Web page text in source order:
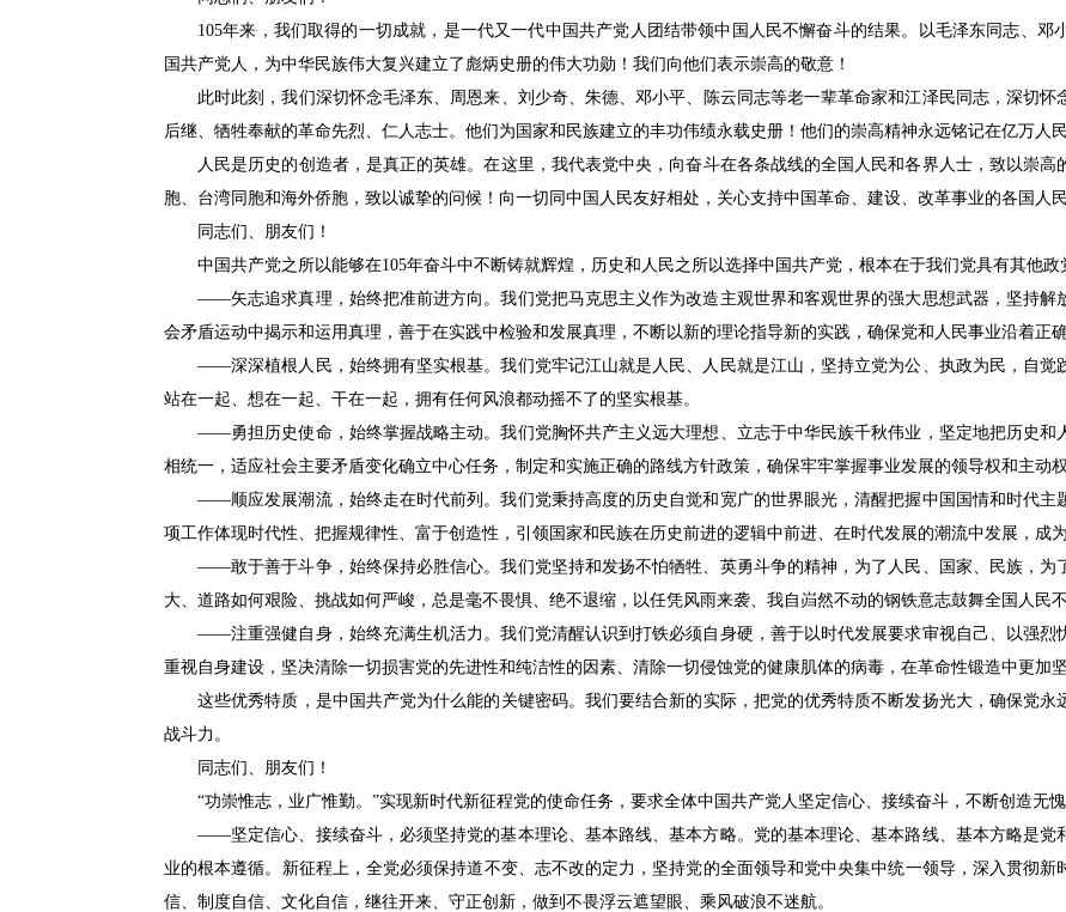
105年来，我们取得的一切成就，是一代又一代中国共产党人团结带领中国人民不懈奋斗的结果。以毛泽东同志、邓
国共产党人，为中华民族伟大复兴建立了彪炳史册的伟大功勋！我们向他们表示崇高的敬意！
此时此刻，我们深切怀念毛泽东、周恩来、刘少奇、朱德、邓小平、陈云同志等老一辈革命家和江泽民同志，深切怀
后继、牺牲奉献的革命先烈、仁人志士。他们为国家和民族建立的丰功伟绩永载史册！他们的崇高精神永远铭记在亿万人民
人民是历史的创造者，是真正的英雄。在这里，我代表党中央，向奋斗在各条战线的全国人民和各界人士，致以崇高
胞、台湾同胞和海外侨胞，致以诚挚的问候！向一切同中国人民友好相处，关心支持中国革命、建设、改革事业的各国人
同志们、朋友们！
中国共产党之所以能够在105年奋斗中不断铸就辉煌，历史和人民之所以选择中国共产党，根本在于我们党具有其他政
——矢志追求真理，始终把准前进方向。我们党把马克思主义作为改造主观世界和客观世界的强大思想武器，坚持解
会矛盾运动中揭示和运用真理，善于在实践中检验和发展真理，不断以新的理论指导新的实践，确保党和人民事业沿着正确
——深深植根人民，始终拥有坚实根基。我们党牢记江山就是人民、人民就是江山，坚持立党为公、执政为民，自觉
站在一起、想在一起、干在一起，拥有任何风浪都动摇不了的坚实根基。
——勇担历史使命，始终掌握战略主动。我们党胸怀共产主义远大理想、立志于中华民族千秋伟业，坚定地把历史和
相统一，适应社会主要矛盾变化确立中心任务，制定和实施正确的路线方针政策，确保牢牢掌握事业发展的领导权和主动权
——顺应发展潮流，始终走在时代前列。我们党秉持高度的历史自觉和宽广的世界眼光，清醒把握中国国情和时代主
项工作体现时代性、把握规律性、富于创造性，引领国家和民族在历史前进的逻辑中前进、在时代发展的潮流中发展，成
——敢于善于斗争，始终保持必胜信心。我们党坚持和发扬不怕牺牲、英勇斗争的精神，为了人民、国家、民族，为
大、道路如何艰险、挑战如何严峻，总是毫不畏惧、绝不退缩，以任凭风雨来袭、我自岿然不动的钢铁意志鼓舞全国人民
——注重强健自身，始终充满生机活力。我们党清醒认识到打铁必须自身硬，善于以时代发展要求审视自己、以强烈
重视自身建设，坚决清除一切损害党的先进性和纯洁性的因素、清除一切侵蚀党的健康肌体的病毒，在革命性锻造中更加坚
这些优秀特质，是中国共产党为什么能的关键密码。我们要结合新的实际，把党的优秀特质不断发扬光大，确保党永
战斗力。
同志们、朋友们！
“功崇惟志，业广惟勤。”实现新时代新征程党的使命任务，要求全体中国共产党人坚定信心、接续奋斗，不断创造无愧
——坚定信心、接续奋斗，必须坚持党的基本理论、基本路线、基本方略。党的基本理论、基本路线、基本方略是党
业的根本遵循。新征程上，全党必须保持道不变、志不改的定力，坚持党的全面领导和党中央集中统一领导，深入贯彻
信、制度自信、文化自信，继往开来、守正创新，做到不畏浮云遮望眼、乘风破浪不迷航。